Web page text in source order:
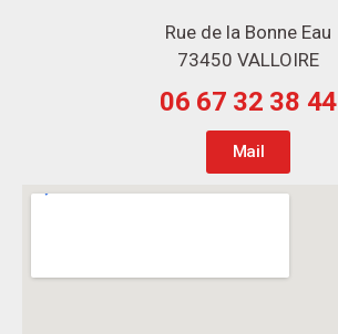
Rue de la Bonne Eau
73450 VALLOIRE
06 67 32 38 44
Mail